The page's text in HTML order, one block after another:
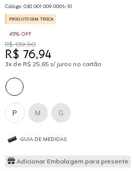
Código: 030 001 009 0005-10
PRODUTO SEM TROCA
45% OFF
R$ 139,90
R$ 76,94
3x de R$ 25,65 s/ juros no cartão
M
P G
GUIA DE MEDIDAS
Adicionar Embalagem para presente